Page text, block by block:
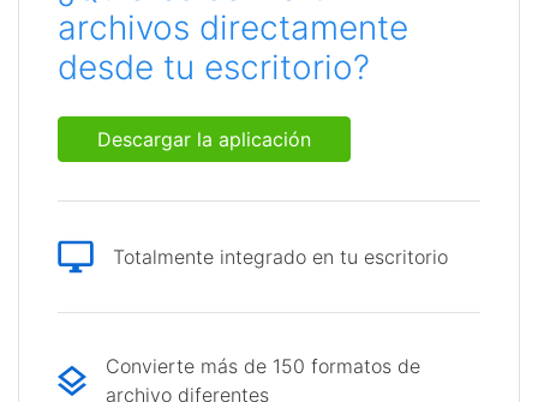
archivos directamente
desde tu escritorio?
Descargar la aplicación
Totalmente integrado en tu escritorio
Convierte más de 150 formatos de
archivo diferentes